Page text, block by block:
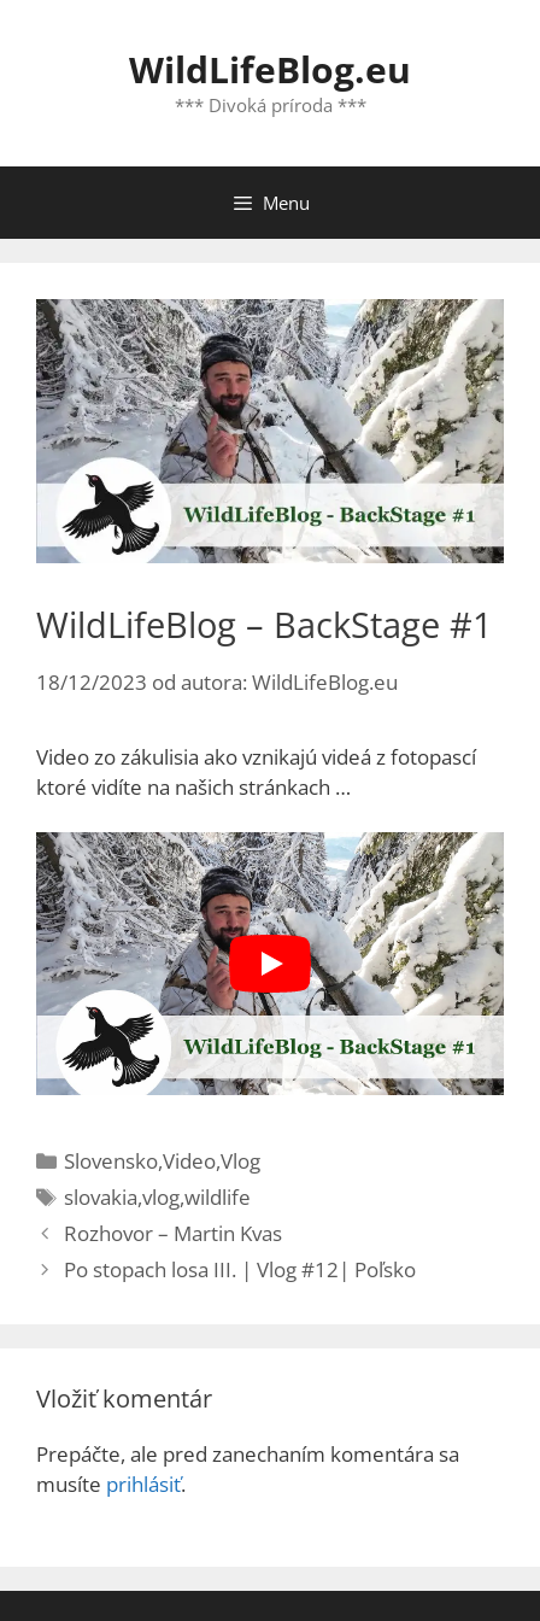
WildLifeBlog.eu
*** Divoká príroda ***
Menu
WildLifeBlog – BackStage #1
18/12/2023 od autora: WildLifeBlog.eu
Video zo zákulisia ako vznikajú videá z fotopascí
ktoré vidíte na našich stránkach …
Kategórie
Slovensko,Video,Vlog
Značky
slovakia,vlog,wildlife
Rozhovor – Martin Kvas
Po stopach losa III. | Vlog #12| Poľsko
Vložiť komentár
Prepáčte, ale pred zanechaním komentára sa
musíte prihlásiť.